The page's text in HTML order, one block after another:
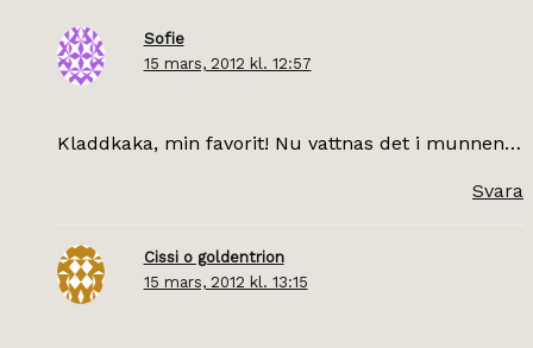
Sofie
15 mars, 2012 kl. 12:57
Kladdkaka, min favorit! Nu vattnas det i munnen…
Svara
Cissi o goldentrion
15 mars, 2012 kl. 13:15